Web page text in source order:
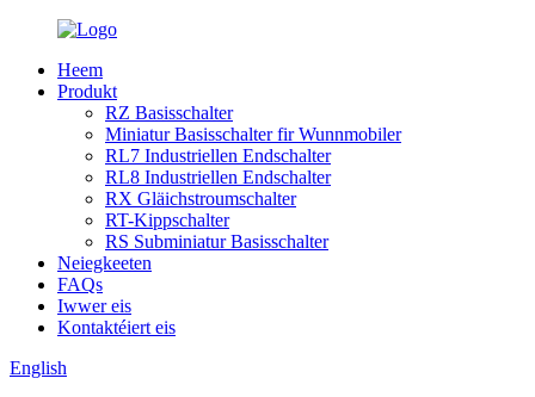
Heem
Produkt
RZ Basisschalter
Miniatur Basisschalter fir Wunnmobiler
RL7 Industriellen Endschalter
RL8 Industriellen Endschalter
RX Gläichstroumschalter
RT-Kippschalter
RS Subminiatur Basisschalter
Neiegkeeten
FAQs
Iwwer eis
Kontaktéiert eis
English